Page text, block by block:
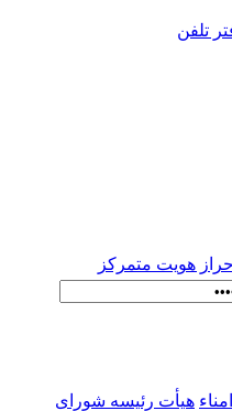
تلفن
هويت متمركز
هیأت رئیسه شورای